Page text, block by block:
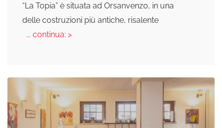
“La Topia” è situata ad Orsanvenzo, in una
delle costruzioni più antiche, risalente
... continua: >